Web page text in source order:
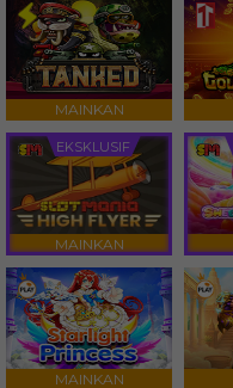
MAINKAN
EKSKLUSIF
MAINKAN
MAINKAN